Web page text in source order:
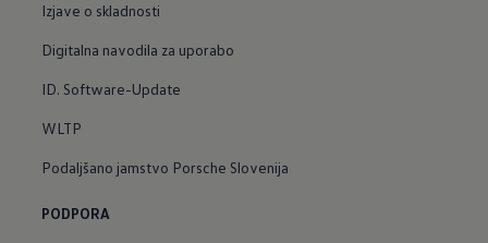
Izjave o skladnosti
Digitalna navodila za uporabo
ID. Software-Update
WLTP
Podaljšano jamstvo Porsche Slovenija
PODPORA